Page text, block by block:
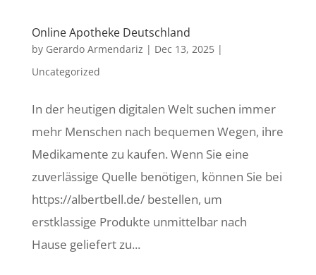
Online Apotheke Deutschland
by Gerardo Armendariz | Dec 13, 2025|
Uncategorized
In der heutigen digitalen Welt suchen immer
mehr Menschen nach bequemen Wegen, ihre
Medikamente zu kaufen. Wenn Sie eine
zuverlässige Quelle benötigen, können Sie bei
https://albertbell.de/ bestellen, um
erstklassige Produkte unmittelbar nach
Hause geliefert zu...